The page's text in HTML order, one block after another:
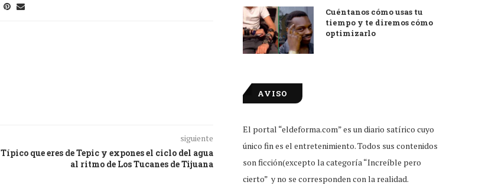
siguiente
Típico que eres de Tepic y expones el ciclo del agua
al ritmo de Los Tucanes de Tijuana
Cuéntanos cómo usas tu
tiempo y te diremos cómo
optimizarlo
AVISO
El portal “eldeforma.com” es un diario satírico cuyo
único fin es el entretenimiento. Todos sus contenidos
son ficción(excepto la categoría “Increíble pero
cierto” y no se corresponden con la realidad.